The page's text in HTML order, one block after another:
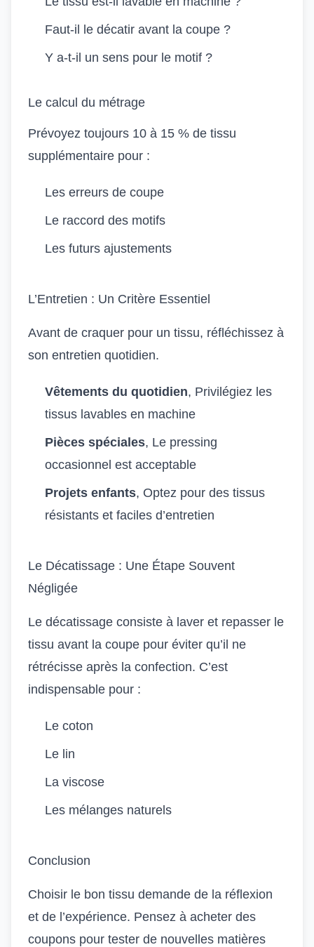
Faut-il le décatir avant la coupe ?
Y a-t-il un sens pour le motif ?
Le calcul du métrage
Prévoyez toujours 10 à 15 % de tissu
supplémentaire pour :
Les erreurs de coupe
Le raccord des motifs
Les futurs ajustements
L’Entretien : Un Critère Essentiel
Avant de craquer pour un tissu, réfléchissez à
son entretien quotidien.
Vêtements du quotidien, Privilégiez les
tissus lavables en machine
Pièces spéciales, Le pressing
occasionnel est acceptable
Projets enfants, Optez pour des tissus
résistants et faciles d’entretien
Le Décatissage : Une Étape Souvent
Négligée
Le décatissage consiste à laver et repasser le
tissu avant la coupe pour éviter qu’il ne
rétrécisse après la confection. C’est
indispensable pour :
Le coton
Le lin
La viscose
Les mélanges naturels
Conclusion
Choisir le bon tissu demande de la réflexion
et de l’expérience. Pensez à acheter des
coupons pour tester de nouvelles matières